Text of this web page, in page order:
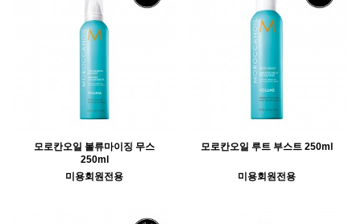
모로칸오일 볼류마이징 무스
250ml
미용회원전용
모로칸오일 루트 부스트 250ml
미용회원전용